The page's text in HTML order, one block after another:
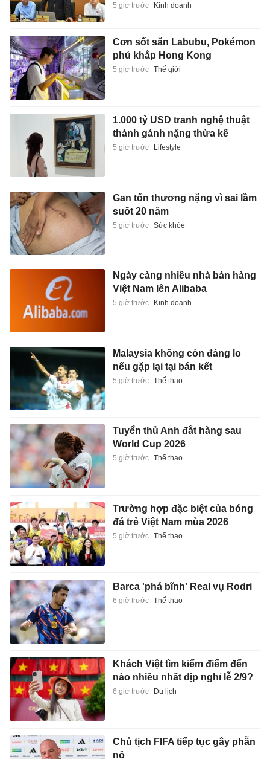
5 giờ trước Kinh doanh
Cơn sốt săn Labubu, Pokémon
phủ khắp Hong Kong
5 giờ trước Thế giới
1.000 tỷ USD tranh nghệ thuật
thành gánh nặng thừa kế
5 giờ trước Lifestyle
Gan tổn thương nặng vì sai lầm
suốt 20 năm
5 giờ trước Sức khỏe
Ngày càng nhiều nhà bán hàng
Việt Nam lên Alibaba
5 giờ trước Kinh doanh
Malaysia không còn đáng lo
nếu gặp lại tại bán kết
5 giờ trước Thể thao
Tuyển thủ Anh đắt hàng sau
World Cup 2026
5 giờ trước Thể thao
Trường hợp đặc biệt của bóng
đá trẻ Việt Nam mùa 2026
5 giờ trước Thể thao
Barca 'phá bĩnh' Real vụ Rodri
6 giờ trước Thể thao
Khách Việt tìm kiếm điểm đến
nào nhiều nhất dịp nghỉ lễ 2/9?
6 giờ trước Du lịch
Chủ tịch FIFA tiếp tục gây phẫn
nộ